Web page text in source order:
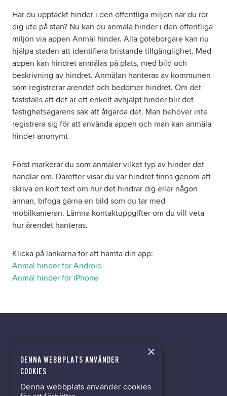
Har du upptäckt hinder i den offentliga miljön när du rör
dig ute på stan? Nu kan du anmäla hinder i den offentliga
miljön via appen Anmäl hinder. Alla göteborgare kan nu
hjälpa staden att identifiera bristande tillgänglighet. Med
appen kan hindret anmälas på plats, med bild och
beskrivning av hindret. Anmälan hanteras av kommunen
som registrerar ärendet och bedömer hindret. Om det
fastställs att det är ett enkelt avhjälpt hinder blir det
fastighetsägarens sak att åtgärda det. Man behöver inte
registrera sig för att använda appen och man kan anmäla
hinder anonymt
Först markerar du som anmäler vilket typ av hinder det
handlar om. Därefter visar du var hindret finns genom att
skriva en kort text om hur det hindrar dig eller någon
annan, bifoga gärna en bild som du tar med
mobilkameran. Lämna kontaktuppgifter om du vill veta
hur ärendet hanteras.
Klicka på länkarna för att hämta din app:
Anmäl hinder för Android
Anmäl hinder för iPhone
kontor@gil.se
031-63 64 80
×
DENNA WEBBPLATS ANVÄNDER
COOKIES
Denna webbplats använder cookies